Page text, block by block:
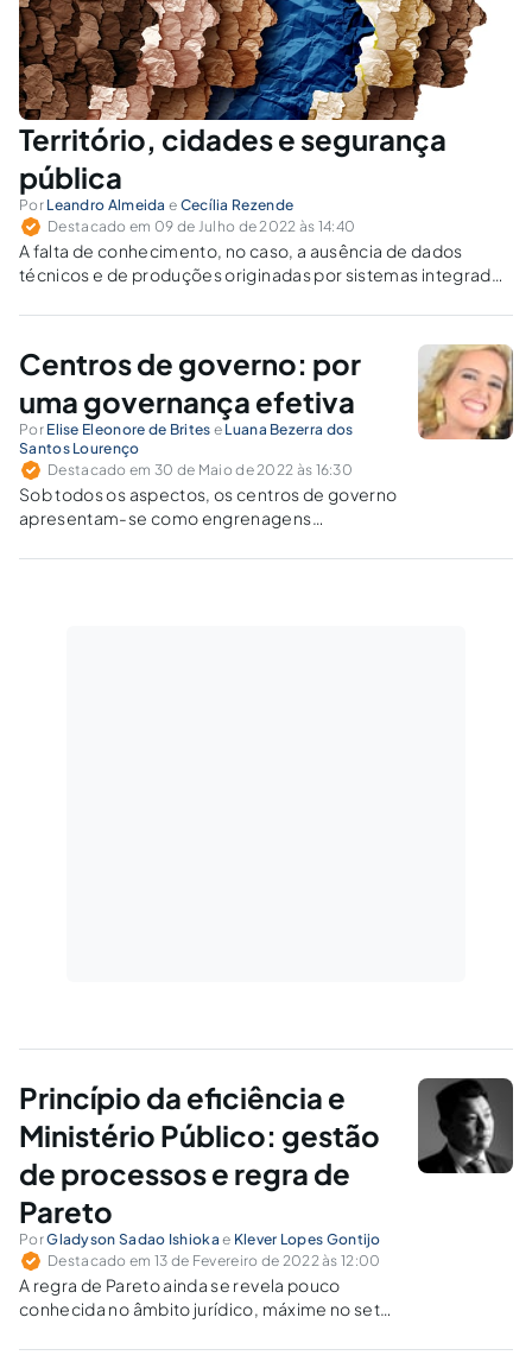
Território, cidades e segurança
pública
Por Leandro Almeida e Cecília Rezende
Destacado em 09 de Julho de 2022 às 14:40
A falta de conhecimento, no caso, a ausência de dados
técnicos e de produções originadas por sistemas integrados
capacidade de resposta do administrador.
Centros de governo: por
uma governança efetiva
Por Elise Eleonore de Brites e Luana Bezerra dos
Santos Lourenço
Destacado em 30 de Maio de 2022 às 16:30
Sob todos os aspectos, os centros de governo
apresentam-se como engrenagens
estratégia e do monitoramento
Princípio da eficiência e
Ministério Público: gestão
de processos e regra de
Pareto
PorGladyson Sadao Ishioka e Klever Lopes Gontijo
Destacado em 13 de Fevereiro de 2022 às 12:00
A regra de Pareto ainda se revela pouco
conhecida no âmbito jurídico, máxime no setor
importante para otimização de tempo e outros